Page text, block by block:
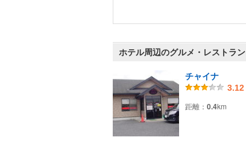
ホテル周辺のグルメ・レストラン
チャイナ
3.12
距離： 0.4km